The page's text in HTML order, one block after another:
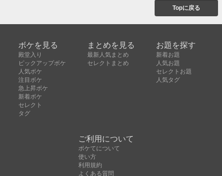
Topに戻る
ボケを見る
殿堂入り
ピックアップボケ
人気ボケ
注目ボケ
急上昇ボケ
新着ボケ
セレクト
タグ
まとめを見る
最新人気まとめ
セレクトまとめ
お題を探す
新着お題
人気お題
セレクトお題
人気タグ
ご利用について
ボケてについて
使い方
利用規約
よくある質問